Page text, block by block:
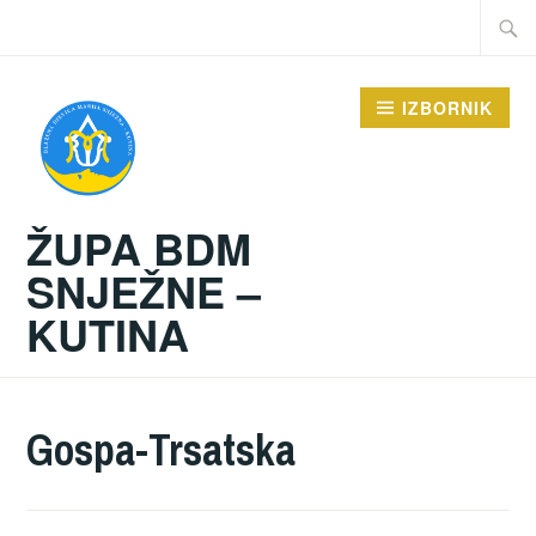
Traži:
ŽUPA BDM
SNJEŽNE –
KUTINA
IZBORNIK
Gospa-Trsatska